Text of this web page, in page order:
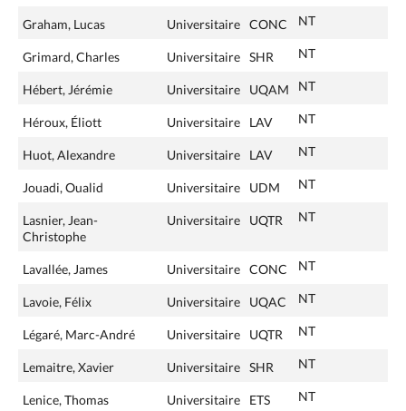
Graham, Lucas Universitaire CONC NT
Grimard, Charles Universitaire SHR NT
Hébert, Jérémie Universitaire UQAM NT
Héroux, Éliott Universitaire LAV NT
Huot, Alexandre Universitaire LAV NT
Jouadi, Oualid Universitaire UDM NT
Lasnier, Jean-
Christophe
Universitaire UQTR NT
Lavallée, James Universitaire CONC NT
Lavoie, Félix Universitaire UQAC NT
Légaré, Marc-André Universitaire UQTR NT
Lemaitre, Xavier Universitaire SHR NT
Lenice, Thomas Universitaire ETS NT